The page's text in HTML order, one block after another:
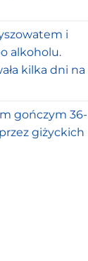
i
alkoholu.
kilka dni na
gończym 36-
giżyckich